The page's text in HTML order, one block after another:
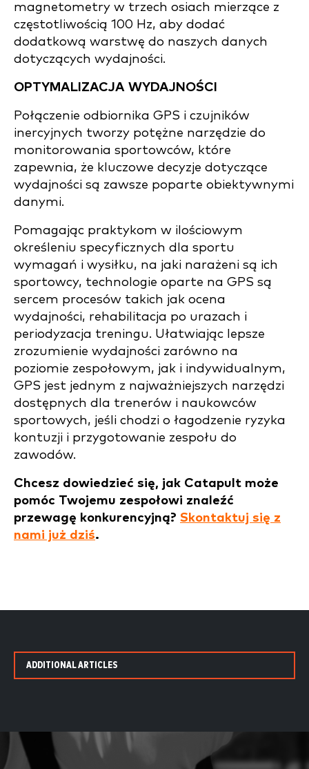
magnetometry w trzech osiach mierzące z
częstotliwością 100 Hz, aby dodać
dodatkową warstwę do naszych danych
dotyczących wydajności.
OPTYMALIZACJA WYDAJNOŚCI
Połączenie odbiornika GPS i czujników
inercyjnych tworzy potężne narzędzie do
monitorowania sportowców, które
zapewnia, że kluczowe decyzje dotyczące
wydajności są zawsze poparte obiektywnymi
danymi.
Pomagając praktykom w ilościowym
określeniu specyficznych dla sportu
wymagań i wysiłku, na jaki narażeni są ich
sportowcy, technologie oparte na GPS są
sercem procesów takich jak ocena
wydajności, rehabilitacja po urazach i
periodyzacja treningu. Ułatwiając lepsze
zrozumienie wydajności zarówno na
poziomie zespołowym, jak i indywidualnym,
GPS jest jednym z najważniejszych narzędzi
dostępnych dla trenerów i naukowców
sportowych, jeśli chodzi o łagodzenie ryzyka
kontuzji i przygotowanie zespołu do
zawodów.
Chcesz dowiedzieć się, jak Catapult może
pomóc Twojemu zespołowi znaleźć
przewagę konkurencyjną? Skontaktuj się z
nami już dziś.
ADDITIONAL ARTICLES